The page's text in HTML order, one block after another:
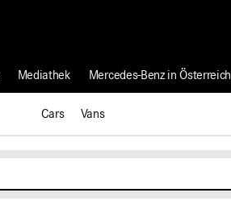
Cars Vans
Mediathek Mercedes-Benz in Österreich